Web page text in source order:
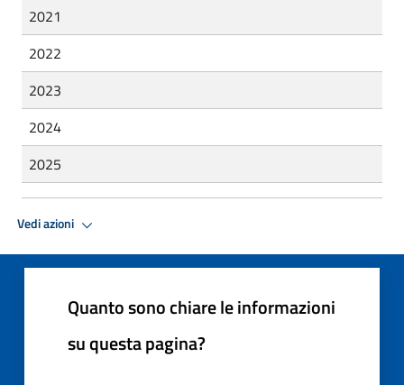
2021
2022
2023
2024
2025
Vedi azioni
Quanto sono chiare le informazioni
su questa pagina?